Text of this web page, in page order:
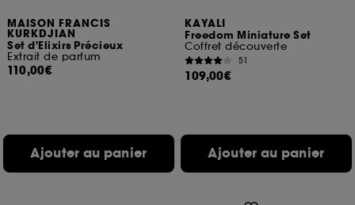
MAISON FRANCIS
KURKDJIAN
Set d'Elixirs Précieux
Extrait de parfum
110,00€
Ajouter au panier
KAYALI
Freedom Miniature Set
Coffret découverte
51
109,00€
Ajouter au panier